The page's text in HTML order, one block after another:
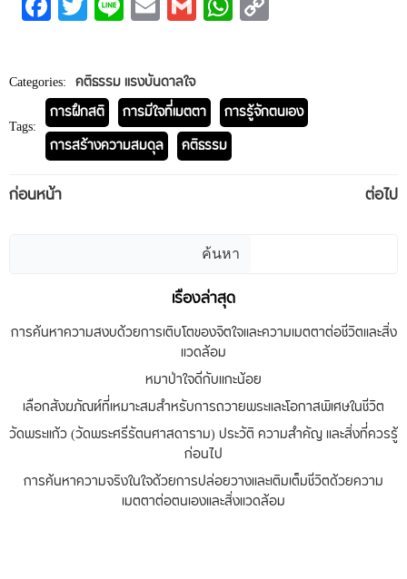
Categories: คติธรรม แรงบันดาลใจ
Tags:
การฝึกสติ การมีใจที่เมตตา
การรู้จักตนเอง
การสร้างความสมดุล
คติธรรม
Post
ก่อนหน้า
navigation
ต่อไป
ค้นหา
ค้นหา
เรื่องล่าสุด
การค้นหาความสงบด้วยการเติบโตของจิตใจและความเมตตาต่อชีวิตและสิ่ง
แวดล้อม
หมาป่าใจดีกับแกะน้อย
เลือกสังฆภัณฑ์ที่เหมาะสมสำหรับการถวายพระและโอกาสพิเศษในชีวิต
วัดพระแก้ว (วัดพระศรีรัตนศาสดาราม) ประวัติ ความสำคัญ และสิ่งที่ควรรู้
ก่อนไป
การค้นหาความจริงในใจด้วยการปล่อยวางและเติมเต็มชีวิตด้วยความ
เมตตาต่อตนเองและสิ่งแวดล้อม